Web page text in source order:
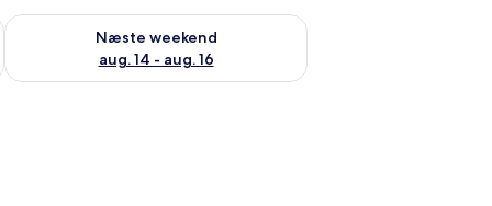
aug. 7 - aug. 9
Næste weekend
aug. 14 - aug. 16
Tjek tilgængelighed for næste weekend aug. 14 - aug. 16